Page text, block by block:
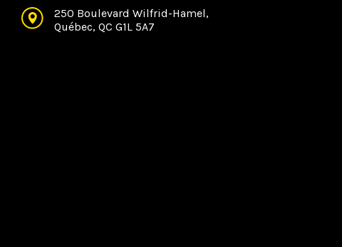
250 Boulevard Wilfrid-Hamel,
Québec, QC G1L 5A7